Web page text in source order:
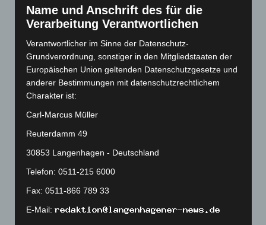
Juni 2023(142)
April 2023(155)
März 2023(174)
Februar 2023
Oktober 2022
(166)
August 2022(166)
Juli 2022 (133)
Name und Anschrift des für die
Verarbeitung Verantwortlichen
Verantwortlicher im Sinne der Datenschutz-
Grundverordnung, sonstiger in den Mitgliedstaaten der
Europäischen Union geltenden Datenschutzgesetze und
anderer Bestimmungen mit datenschutzrechtlichem
Charakter ist:
Carl-Marcus Müller
Reuterdamm 49
30853 Langenhagen - Deutschland
Telefon: 0511-215 6000
Fax: 0511-866 789 33
E-Mail: